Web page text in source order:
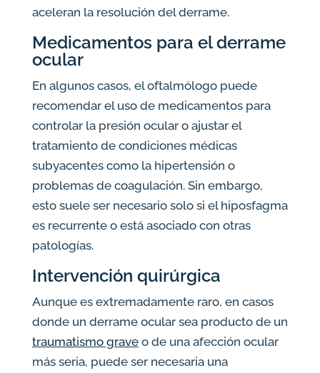
aceleran la resolución del derrame.
Medicamentos para el derrame
ocular
En algunos casos, el oftalmólogo puede
recomendar el uso de medicamentos para
controlar la presión ocular o ajustar el
tratamiento de condiciones médicas
subyacentes como la hipertensión o
problemas de coagulación. Sin embargo,
esto suele ser necesario solo si el hiposfagma
es recurrente o está asociado con otras
patologías.
Intervención quirúrgica
Aunque es extremadamente raro, en casos
donde un derrame ocular sea producto de un
traumatismo graveo de una afección ocular
más seria, puede ser necesaria una